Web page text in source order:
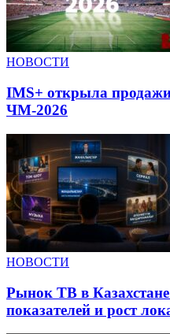
НОВОСТИ
IMS+ открыла
ЧМ-2026
НОВОСТИ
Рынок ТВ в
показателей и рост